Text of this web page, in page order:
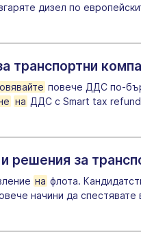
дизел по
транспортни
повече ДДС по-
на ДДС с Smart tax refund
решения за
на флота.
начини да